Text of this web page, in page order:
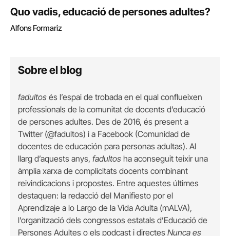
Quo vadis, educació de persones adultes?
Alfons Formariz
Sobre el blog
fadultos és l’espai de trobada en el qual conflueixen
professionals de la comunitat de docents d’educació
de persones adultes. Des de 2016, és present a
Twitter (@fadultos) i a Facebook (Comunidad de
docentes de educación para personas adultas). Al
llarg d’aquests anys, fadultos ha aconseguit teixir una
àmplia xarxa de complicitats docents combinant
reivindicacions i propostes. Entre aquestes últimes
destaquen: la redacció del Manifiesto por el
Aprendizaje a lo Largo de la Vida Adulta (mALVA),
l’organització deIs congressos estatals d’Educació de
Persones Adultes o els podcast i directes Nunca es